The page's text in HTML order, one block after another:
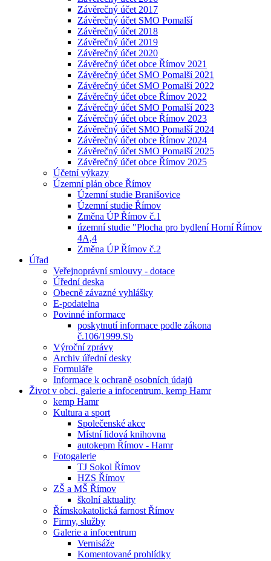
Závěrečný účet 2017
Závěrečný účet SMO Pomalší
Závěrečný účet 2018
Závěrečný účet 2019
Závěrečný účet 2020
Závěrečný účet obce Římov 2021
Závěrečný účet SMO Pomalší 2021
Závěrečný účet SMO Pomalší 2022
Závěrečný účet obce Římov 2022
Závěrečný účet SMO Pomalší 2023
Závěrečný účet obce Římov 2023
Závěrečný účet SMO Pomalší 2024
Závěrečný účet obce Římov 2024
Závěrečný účet SMO Pomalší 2025
Závěrečný účet obce Římov 2025
Účetní výkazy
Územní plán obce Římov
Územní studie Branišovice
Územní studie Římov
Změna ÚP Římov č.1
územní studie "Plocha pro bydlení Horní Římov
4A,4
Změna ÚP Římov č.2
Úřad
Veřejnoprávní smlouvy - dotace
Úřední deska
Obecně závazné vyhlášky
E-podatelna
Povinné informace
poskytnutí informace podle zákona
č.106/1999.Sb
Výroční zprávy
Archiv úřední desky
Formuláře
Informace k ochraně osobních údajů
Život v obci, galerie a infocentrum, kemp Hamr
kemp Hamr
Kultura a sport
Společenské akce
Místní lidová knihovna
autokepm Římov - Hamr
Fotogalerie
TJ Sokol Římov
HZS Římov
ZŠ a MŠ Římov
školní aktuality
Římskokatolická farnost Římov
Firmy, služby
Galerie a infocentrum
Vernisáže
Komentované prohlídky